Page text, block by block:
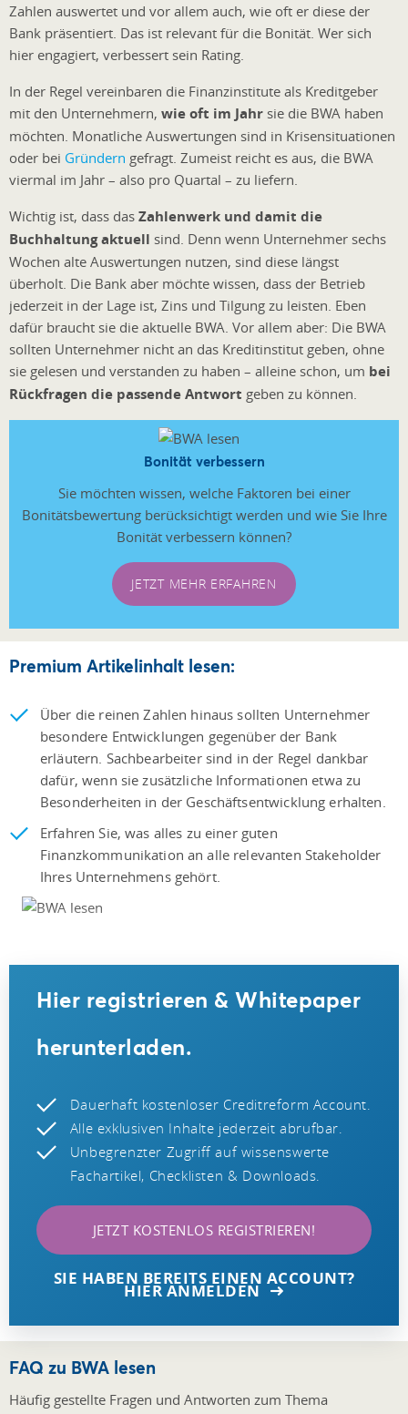
Zahlen auswertet und vor allem auch, wie oft er diese der
Bank präsentiert. Das ist relevant für die Bonität. Wer sich
hier engagiert, verbessert sein Rating.
In der Regel vereinbaren die Finanzinstitute als Kreditgeber
mit den Unternehmern, wie oft im Jahr sie die BWA haben
möchten. Monatliche Auswertungen sind in Krisensituationen
oder bei Gründern gefragt. Zumeist reicht es aus, die BWA
viermal im Jahr – also pro Quartal – zu liefern.
Wichtig ist, dass das Zahlenwerk und damit die
Buchhaltung aktuell sind. Denn wenn Unternehmer sechs
Wochen alte Auswertungen nutzen, sind diese längst
überholt. Die Bank aber möchte wissen, dass der Betrieb
jederzeit in der Lage ist, Zins und Tilgung zu leisten. Eben
dafür braucht sie die aktuelle BWA. Vor allem aber: Die BWA
sollten Unternehmer nicht an das Kreditinstitut geben, ohne
sie gelesen und verstanden zu haben – alleine schon, um bei
Rückfragen die passende Antwort geben zu können.
Bonität verbessern
Sie möchten wissen, welche Faktoren bei einer
Bonitätsbewertung berücksichtigt werden und wie Sie Ihre
Bonität verbessern können?
JETZT MEHR ERFAHREN
Premium Artikelinhalt lesen:
Über die reinen Zahlen hinaus sollten Unternehmer
besondere Entwicklungen gegenüber der Bank
erläutern. Sachbearbeiter sind in der Regel dankbar
dafür, wenn sie zusätzliche Informationen etwa zu
Besonderheiten in der Geschäftsentwicklung erhalten.
Erfahren Sie, was alles zu einer guten
Finanzkommunikation an alle relevanten Stakeholder
Ihres Unternehmens gehört.
Hier registrieren & Whitepaper
herunterladen.
Dauerhaft kostenloser Creditreform Account.
Alle exklusiven Inhalte jederzeit abrufbar.
Unbegrenzter Zugriff auf wissenswerte
Fachartikel, Checklisten & Downloads.
JETZT KOSTENLOS REGISTRIEREN!
SIE HABEN BEREITS EINEN ACCOUNT?
HIER ANMELDEN
FAQ zu BWA lesen
Häufig gestellte Fragen und Antworten zum Thema